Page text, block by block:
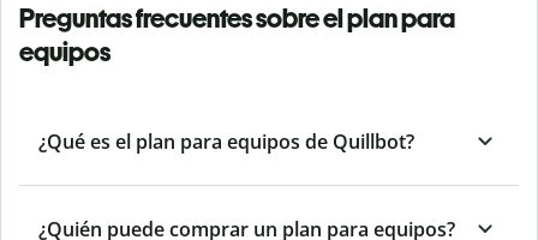
Preguntas frecuentes sobre el plan para
equipos
¿Qué es el plan para equipos de Quillbot?
¿Quién puede comprar un plan para equipos?